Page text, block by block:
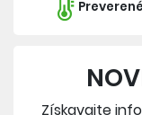
Získavajte